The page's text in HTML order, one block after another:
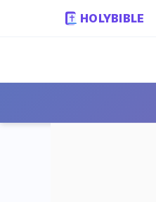
HOLYBIBLE
성경읽기 - 개역개